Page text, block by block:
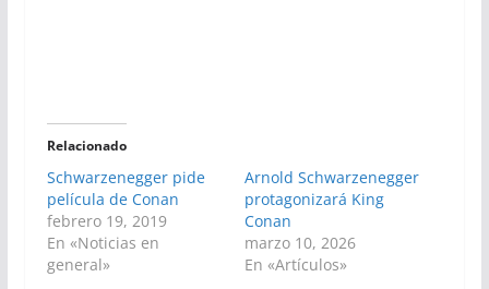
Relacionado
Schwarzenegger pide
película de Conan
febrero 19, 2019
En «Noticias en
general»
Arnold Schwarzenegger
protagonizará King
Conan
marzo 10, 2026
En «Artículos»